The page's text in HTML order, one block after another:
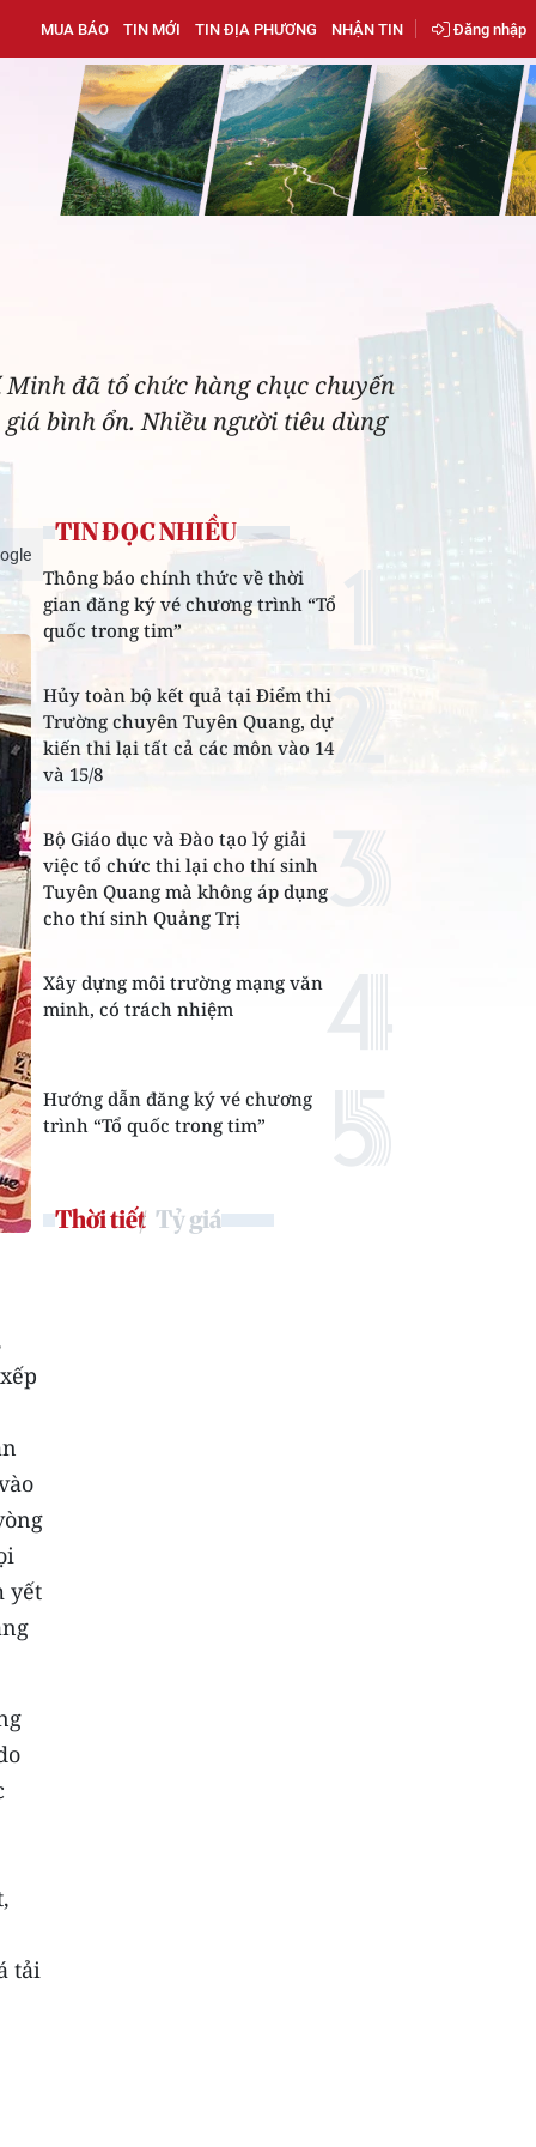
MUA BÁO TIN MỚI TIN ĐỊA PHƯƠNG NHẬN TIN Đăng nhập
đã tổ chức hàng chục chuyến
bình ổn. Nhiều người tiêu dùng
yết
tải
TIN ĐỌC NHIỀU
Thông báo chính thức về thời
gian đăng ký vé chương trình “Tổ
quốc trong tim”
Hủy toàn bộ kết quả tại Điểm thi
Trường chuyên Tuyên Quang, dự
kiến thi lại tất cả các môn vào 14
và 15/8
Bộ Giáo dục và Đào tạo lý giải
việc tổ chức thi lại cho thí sinh
Tuyên Quang mà không áp dụng
cho thí sinh Quảng Trị
Xây dựng môi trường mạng văn
minh, có trách nhiệm
Hướng dẫn đăng ký vé chương
trình “Tổ quốc trong tim”
Thời tiết Tỷ giá